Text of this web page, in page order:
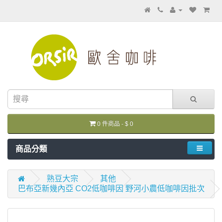
0 件商品 - $ 0
商品分類
熟豆大宗
其他
巴布亞新幾內亞 CO2低咖啡因 野河小農低咖啡因批次